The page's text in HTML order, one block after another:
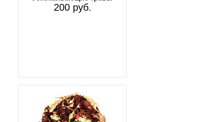
200 руб.